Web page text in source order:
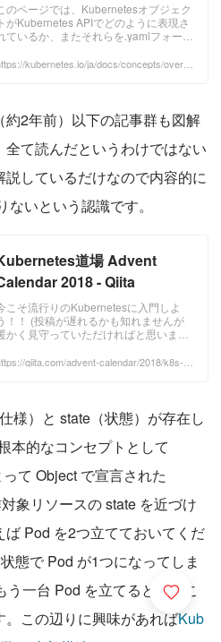
のページでは、Kubernetesオブジェク
トがKubernetes APIでどのように表現さ
ているか、またそれらを.yamlフォーマ
。 Kubernetesオブジェクトを理解す
kubernetes.io/ja/docs/concepts/overvi
約2年前）以下の記事群も図解
て読んだというわけではない
しているだけなので内容的に
いという認識です。
道場 Advent
2018 - Qiita
こそ流行りのKubernetesに入門しよ
！！ (投稿が遅れるかも知れませんが
かく見守っていただければと思いま
qiita.com/advent-calendar/2018/k8s-d
様）と state（状態）が存在し
って Object で宣言された
象リソースの state を近づけ
Pod を2つ立てておいてくだ
態で Pod が1つになってしま
う一台 Pod を立てるというこ
この辺りに興味があればKub